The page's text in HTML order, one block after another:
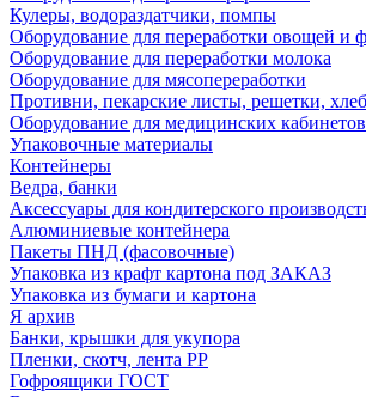
Кулеры, водораздатчики, помпы
Оборудование для переработки овощей и
Оборудование для переработки молока
Оборудование для мясопереработки
Противни, пекарские листы, решетки,
Оборудование для медицинских кабинетов
Упаковочные материалы
Контейнеры
Ведра, банки
Аксессуары для кондитерского
Алюминиевые контейнера
Пакеты ПНД (фасовочные)
Упаковка из крафт картона под ЗАКАЗ
Упаковка из бумаги и картона
Я архив
Банки, крышки для укупора
Пленки, скотч, лента РР
Гофроящики ГОСТ